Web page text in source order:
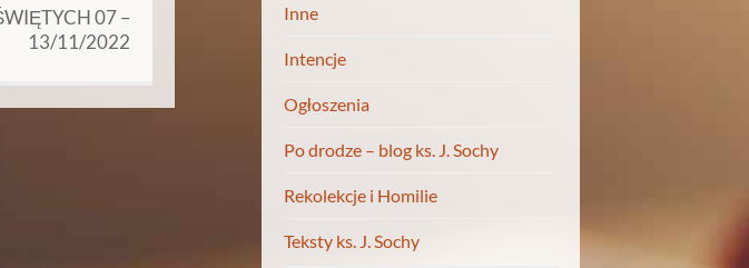
07 –
13/11/2022
Inne
Intencje
Ogłoszenia
Po drodze – blog ks. J. Sochy
Rekolekcje i Homilie
Teksty ks. J. Sochy